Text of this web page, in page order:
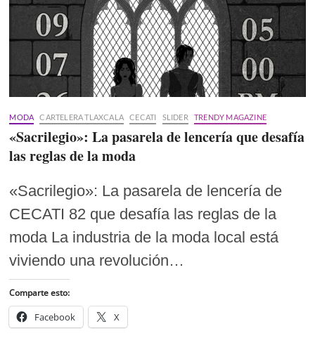
MODA CARTELERA TLAXCALA CECATI SLIDER TRENDY MAGAZINE
«Sacrilegio»: La pasarela de lencería que desafía
las reglas de la moda
«Sacrilegio»: La pasarela de lencería de
CECATI 82 que desafía las reglas de la
moda La industria de la moda local está
viviendo una revolución…
Comparte esto:
Facebook X